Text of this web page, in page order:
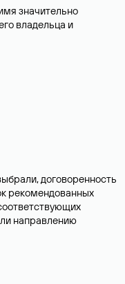
значительно
владельца и
договоренность
рекомендованных
направлению